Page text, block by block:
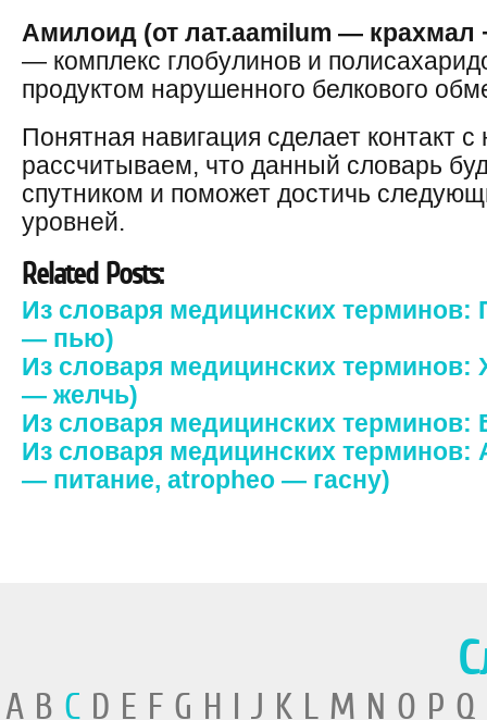
Амилоид (от лат.аamilum — крахмал
— комплекс глобулинов и
продуктом нарушенного белкового
Понятная навигация сделает
рассчитываем, что данный словарь
спутником и поможет достичь
уровней.
Related Posts:
Из словаря медицинских терминов:
— пью)
Из словаря медицинских терминов:
— желчь)
Из словаря медицинских терминов:
Из словаря медицинских терминов:
— питание, atropheo — гасну)
A B CD E F G H I J K L M N O P